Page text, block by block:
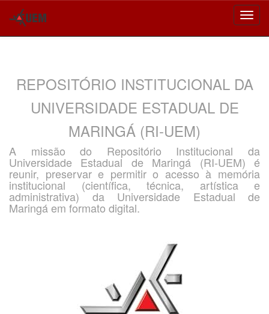
REPOSITÓRIO INSTITUCIONAL DA
UNIVERSIDADE ESTADUAL DE
MARINGÁ (RI-UEM)
A missão do Repositório Institucional da
Universidade Estadual de Maringá (RI-UEM) é
reunir, preservar e permitir o acesso à memória
institucional (científica, técnica, artística e
administrativa) da Universidade Estadual de
Maringá em formato digital.